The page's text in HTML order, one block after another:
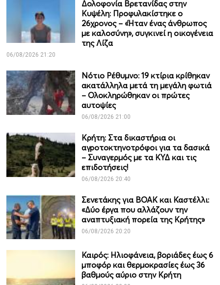
Δολοφονία Βρετανίδας στην
Κυψέλη: Προφυλακίστηκε ο
26χρονος – «Ήταν ένας άνθρωπος
με καλοσύνη», συγκινεί η οικογένεια
της Λίζα
06/08/2026 21:20
Νότιο Ρέθυμνο: 19 κτίρια κρίθηκαν
ακατάλληλα μετά τη μεγάλη φωτιά
– Ολοκληρώθηκαν οι πρώτες
αυτοψίες
06/08/2026 21:00
Κρήτη: Στα δικαστήρια οι
αγροτοκτηνοτρόφοι για τα δασικά
– Συναγερμός με τα ΚΥΔ και τις
επιδοτήσεις!
06/08/2026 20:40
Σενετάκης για ΒΟΑΚ και Καστέλλι:
«Δύο έργα που αλλάζουν την
αναπτυξιακή πορεία της Κρήτης»
06/08/2026 20:20
Καιρός: Ηλιοφάνεια, βοριάδες έως 6
μποφόρ και θερμοκρασίες έως 36
βαθμούς αύριο στην Κρήτη